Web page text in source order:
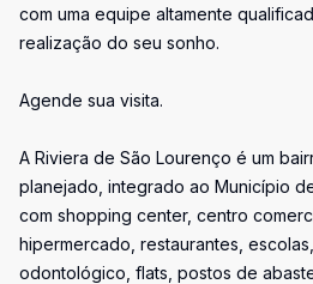
com uma equipe altamente
realização do seu sonho.
Agende sua visita.
A Riviera de São Lourenço é um
planejado, integrado ao Município
com shopping center, centro
hipermercado, restaurantes,
odontológico, flats, postos de